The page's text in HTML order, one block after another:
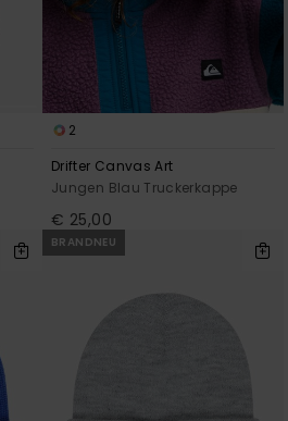
2
Drifter Canvas Art
Jungen Blau Truckerkappe
€ 25,00
BRANDNEU